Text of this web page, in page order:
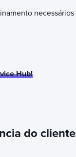
necessários
Hub!
do